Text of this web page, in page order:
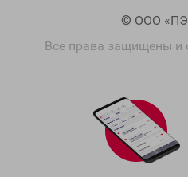
© ООО
Все права защищены и